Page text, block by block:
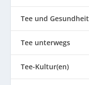
Tee und Gesundheit
Tee unterwegs
Tee-Kultur(en)